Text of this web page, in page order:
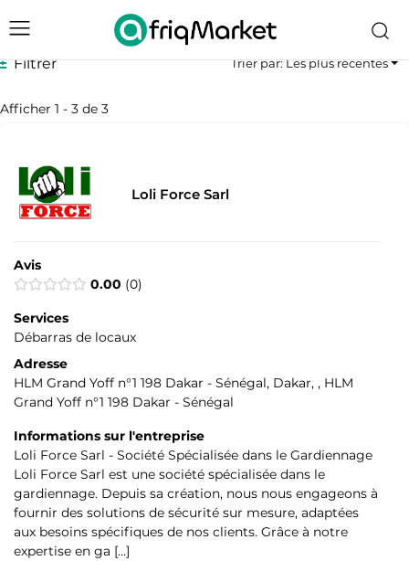
Filtrer
Afficher 1 - 3 de 3
Trier par: Les plus récentes
Loli Force Sarl
Avis
0.00 0
Services
Débarras de locaux
Adresse
HLM Grand Yoff n°1 198 Dakar - Sénégal, Dakar, , HLM
Grand Yoff n°1 198 Dakar - Sénégal
Informations sur l'entreprise
Loli Force Sarl - Société Spécialisée dans le Gardiennage
Loli Force Sarl est une société spécialisée dans le
gardiennage. Depuis sa création, nous nous engageons à
fournir des solutions de sécurité sur mesure, adaptées
aux besoins spécifiques de nos clients. Grâce à notre
expertise en ga […]